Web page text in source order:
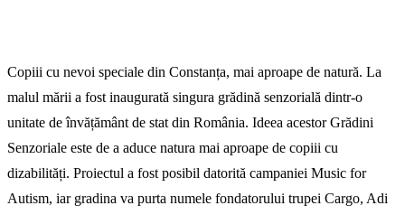
Copiii cu nevoi speciale din Constanța, mai aproape de natură. La
malul mării a fost inaugurată singura grădină senzorială dintr-o
unitate de învățământ de stat din România. Ideea acestor Grădini
Senzoriale este de a aduce natura mai aproape de copiii cu
dizabilități. Proiectul a fost posibil datorită campaniei Music for
Autism, iar gradina va purta numele fondatorului trupei Cargo, Adi